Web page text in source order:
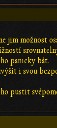
jim možnost
panicky bát.
i svou
pustit